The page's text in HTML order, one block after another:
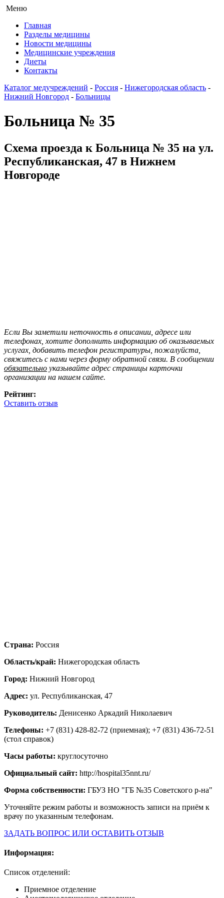
Меню
Главная
Разделы медицины
Новости медицины
Медицинские учреждения
Диеты
Контакты
Каталог медучреждений - Россия - Нижегородская область -
Нижний Новгород - Больницы
Больница № 35
Схема проезда к Больница № 35 на ул.
Республиканская, 47 в Нижнем
Новгороде
Если Вы заметили неточность в описании, адресе или
телефонах, хотите дополнить информацию об оказываемых
услугах, добавить телефон регистратуры, пожалуйста,
свяжитесь с нами через форму обратной связи. В сообщении
обязательно указывайте адрес страницы карточки
организации на нашем сайте.
Рейтинг:
Оставить отзыв
Страна: Россия
Область/край: Нижегородская область
Город: Нижний Новгород
Адрес: ул. Республиканская, 47
Руководитель: Денисенко Аркадий Николаевич
Телефоны: +7 (831) 428-82-72 (приемная); +7 (831) 436-72-51
(стол справок)
Часы работы: круглосуточно
Официальный сайт: http://hospital35nnt.ru/
Форма собственности: ГБУЗ НО "ГБ №35 Советского р-на"
Уточняйте режим работы и возможность записи на приём к
врачу по указанным телефонам.
ЗАДАТЬ ВОПРОС ИЛИ ОСТАВИТЬ ОТЗЫВ
Информация:
Список отделений:
Приемное отделение